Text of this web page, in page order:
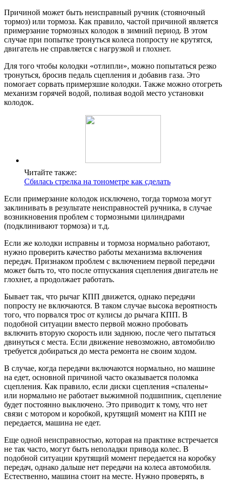
Причиной может быть неисправный ручник (стояночный
тормоз) или тормоза. Как правило, частой причиной является
примерзание тормозных колодок в зимний период. В этом
случае при попытке тронуться колеса попросту не крутятся,
двигатель не справляется с нагрузкой и глохнет.
Для того чтобы колодки «отлипли», можно попытаться резко
тронуться, бросив педаль сцепления и добавив газа. Это
помогает сорвать примерзшие колодки. Также можно отогреть
механизм горячей водой, поливая водой место установки
колодок.
Читайте также:
Сбилась стрелка на тонометре как сделать
Если примерзание колодок исключено, тогда тормоза могут
заклинивать в результате неисправностей ручника, в случае
возникновения проблем с тормозными цилиндрами
(подклинивают тормоза) и т.д.
Если же колодки исправны и тормоза нормально работают,
нужно проверить качество работы механизма включения
передач. Признаком проблем с включением первой передачи
может быть то, что после отпускания сцепления двигатель не
глохнет, а продолжает работать.
Бывает так, что рычаг КПП движется, однако передачи
попросту не включаются. В таком случае высока вероятность
того, что порвался трос от кулисы до рычага КПП. В
подобной ситуации вместо первой можно пробовать
включить вторую скорость или заднюю, после чего пытаться
двинуться с места. Если движение невозможно, автомобилю
требуется добираться до места ремонта не своим ходом.
В случае, когда передачи включаются нормально, но машине
на едет, основной причиной часто оказывается поломка
сцепления. Как правило, если диски сцепления «спалены»
или нормально не работает выжимной подшипник, сцепление
будет постоянно выключено. Это приводит к тому, что нет
связи с мотором и коробкой, крутящий момент на КПП не
передается, машина не едет.
Еще одной неисправностью, которая на практике встречается
не так часто, могут быть неполадки привода колес. В
подобной ситуации крутящий момент передается на коробку
передач, однако дальше нет передачи на колеса автомобиля.
Естественно, машина стоит на месте. Нужно проверять, в